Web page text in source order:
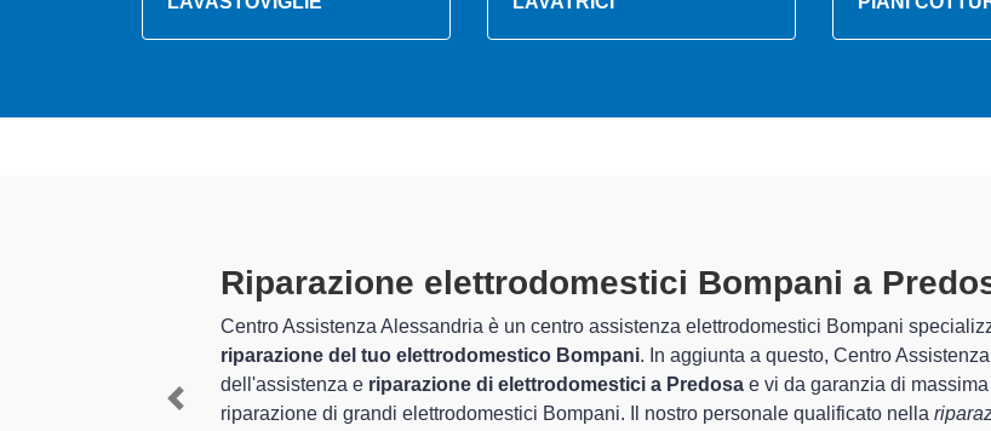
, è in grado di offrire
Tecnici Elettrodomestici Bompani A
I tecnici specializzati di Centro Assistenza Alessandria sono in grado di
provincia per quel che riguarda la sistemazione e lariparazione del tuo
del corretto funzionamento degli apparecchi.
In più,i tecnici Bompani specializzatidi Centro Assistenza Alessandria
Previous